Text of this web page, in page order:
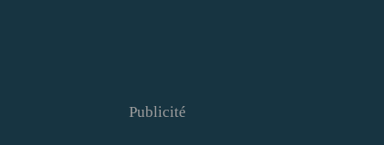
Publicité